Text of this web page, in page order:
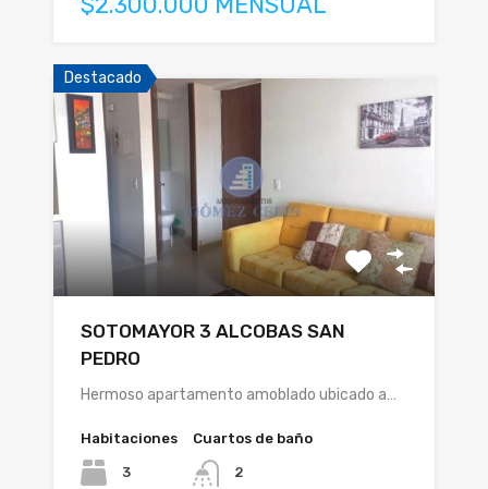
Destacado
SOTOMAYOR 3 ALCOBAS SAN
PEDRO
Hermoso apartamento amoblado ubicado a…
Habitaciones
3
Cuartos de baño
2